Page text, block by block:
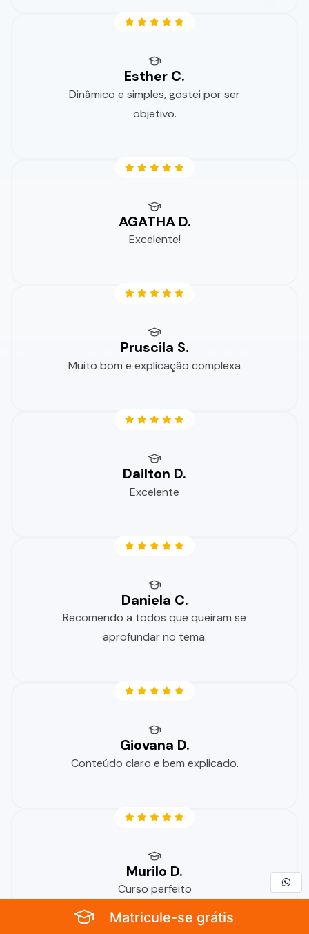
Esther C.
Dinâmico e simples, gostei por ser
objetivo.
AGATHA D.
Excelente!
Pruscila S.
Muito bom e explicação complexa
Dailton D.
Excelente
Daniela C.
Recomendo a todos que queiram se
aprofundar no tema.
Giovana D.
Conteúdo claro e bem explicado.
Murilo D.
Curso perfeito
Matricule-se grátis